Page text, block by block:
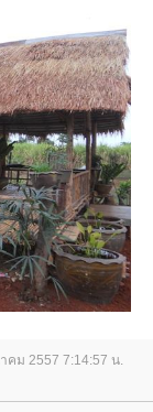
คม 2557 7:14:57 น.